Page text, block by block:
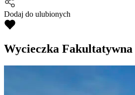
Dodaj do ulubionych
Wycieczka Fakultatywna